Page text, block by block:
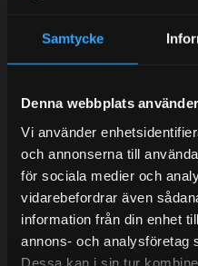
Samtycke
Denna webbplats
Vi använder
och annonserna till
för sociala medier och
vidarebefordrar även
information från din enhet
annons- och analysföretag
Dessa kan i sin tur
Semestertider.
Under V.27 - V.33 nås vi
det helt stängt.
Mån-Tors: 10:30-15:00
Lunchstängt 12:00-13:00
Tel:031- 51 66 60
E-post: